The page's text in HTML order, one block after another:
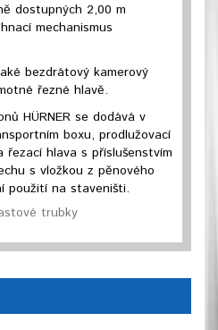
dostupných 2,00 m
mechanismus
bezdrátový kamerový
řezné hlavě.
HÜRNER se dodává v
boxu, prodlužovací
hlava s příslušenstvím
s vložkou z pěnového
použití na staveništi.
trubky